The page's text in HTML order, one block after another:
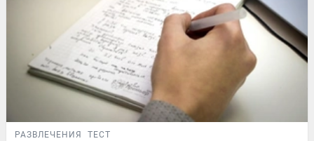
РАЗВЛЕЧЕНИЯ ТЕСТ